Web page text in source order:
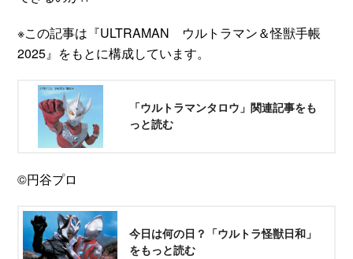
※この記事は『ULTRAMAN ウルトラマン＆怪獣手帳
2025』をもとに構成しています。
「ウルトラマンタロウ」関連記事をも
っと読む
©円谷プロ
今日は何の日？「ウルトラ怪獣日和」
をもっと読む